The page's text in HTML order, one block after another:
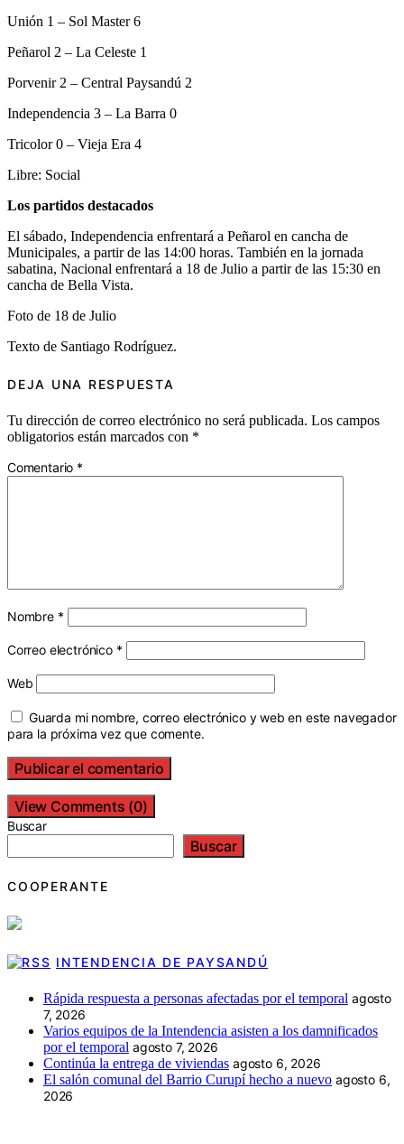
Unión 1 – Sol Master 6
Peñarol 2 – La Celeste 1
Porvenir 2 – Central Paysandú 2
Independencia 3 – La Barra 0
Tricolor 0 – Vieja Era 4
Libre: Social
Los partidos destacados
El sábado, Independencia enfrentará a Peñarol en cancha de
Municipales, a partir de las 14:00 horas. También en la jornada
sabatina, Nacional enfrentará a 18 de Julio a partir de las 15:30 en
cancha de Bella Vista.
Foto de 18 de Julio
Texto de Santiago Rodríguez.
DEJA UNA RESPUESTA
Tu dirección de correo electrónico no será publicada. Los campos
obligatorios están marcados con *
Comentario *
Nombre *
Correo electrónico *
Web
Guarda mi nombre, correo electrónico y web en este navegador
para la próxima vez que comente.
View Comments (0)
Buscar
Buscar
COOPERANTE
INTENDENCIA DE PAYSANDÚ
Rápida respuesta a personas afectadas por el temporal agosto
7, 2026
Varios equipos de la Intendencia asisten a los damnificados
por el temporal agosto 7, 2026
Continúa la entrega de viviendas agosto 6, 2026
El salón comunal del Barrio Curupí hecho a nuevo agosto 6,
2026